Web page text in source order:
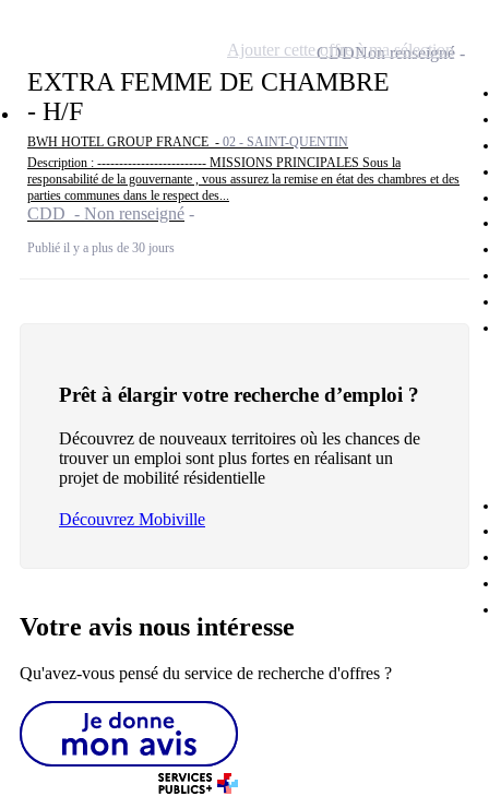
EXTRA FEMME DE CHAMBRE
- H/F
BWH HOTEL GROUP FRANCE - 02 - SAINT-QUENTIN
Description : ------------------------- MISSIONS PRINCIPALES Sous la
responsabilité de la gouvernante , vous assurez la remise en état des chambres et des
parties communes dans le respect des...
CDD - Non renseigné
Publié il y a plus de 30 jours
CDDNon renseigné
Ajouter cette offre à ma sélection
Prêt à élargir votre recherche d’emploi ?
Découvrez de nouveaux territoires où les chances de
trouver un emploi sont plus fortes en réalisant un
projet de mobilité résidentielle
Découvrez Mobiville
Votre avis nous intéresse
Qu'avez-vous pensé du service de recherche d'offres ?